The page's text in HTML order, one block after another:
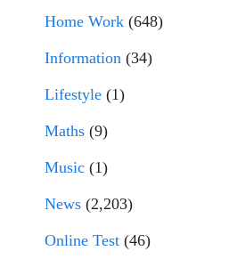
Home Work (648)
Information (34)
Lifestyle (1)
Maths (9)
Music (1)
News (2,203)
Online Test (46)